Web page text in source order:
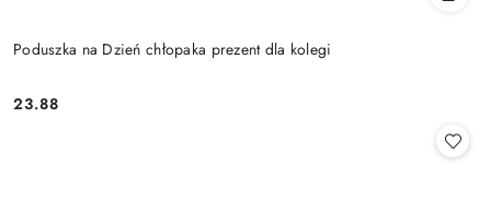
Poduszka na Dzień chłopaka prezent dla kolegi
Cena:
23.88